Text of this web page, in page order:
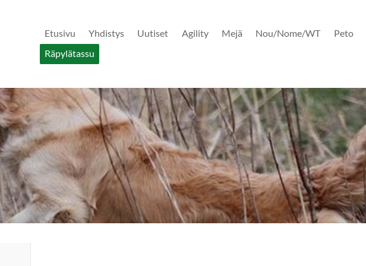
Etusivu Yhdistys Uutiset Agility Mejä Nou/Nome/WT Peto
Räpylätassu